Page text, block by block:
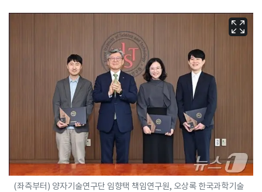
(좌측부터) 양자기술연구단 임향택 책임연구원, 오상록 한국과학기술